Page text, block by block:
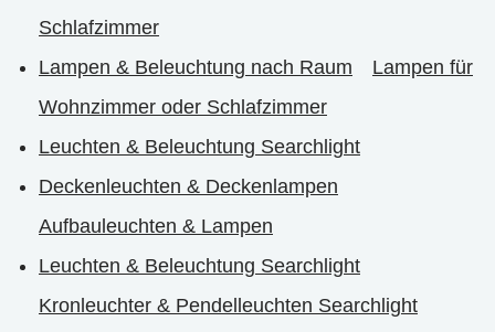
Schlafzimmer
Lampen & Beleuchtung nach Raum
Lampen für
Wohnzimmer oder Schlafzimmer
Leuchten & Beleuchtung Searchlight
Deckenleuchten & Deckenlampen
Aufbauleuchten & Lampen
Leuchten & Beleuchtung Searchlight
Kronleuchter & Pendelleuchten Searchlight